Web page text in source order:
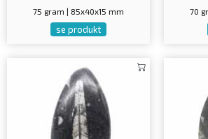
75 gram | 85x40x15 mm
se produkt
70